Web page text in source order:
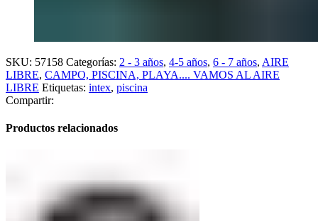
SKU: 57158 Categorías: 2 - 3 años, 4-5 años, 6 - 7 años, AIRE
LIBRE, CAMPO, PISCINA, PLAYA.... VAMOS AL AIRE
LIBRE Etiquetas: intex, piscina
Compartir:
Productos relacionados